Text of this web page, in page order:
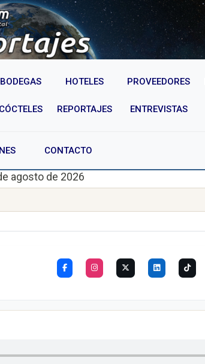
BODEGAS HOTELES PROVEEDORES
CÓCTELES REPORTAJES ENTREVISTAS
CONTACTO
agosto de 2026